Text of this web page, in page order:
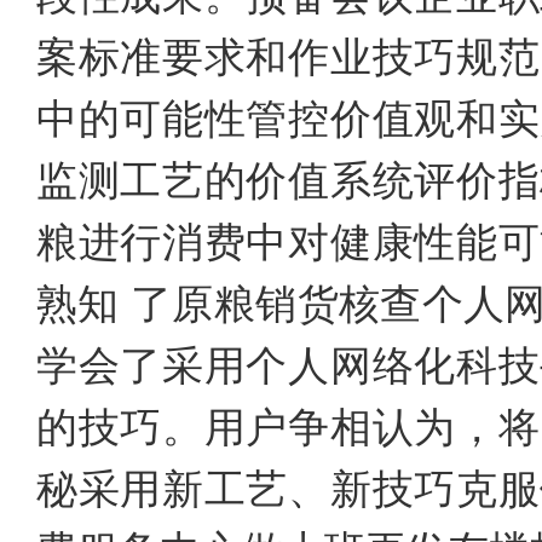
案标准要求和作业技巧规
中的可能性管控价值观和
监测工艺的价值系统评价
粮进行消费中对健康性能
熟知 了原粮销货核查个人
学会了采用个人网络化科
的技巧。用户争相认为，
秘采用新工艺、新技巧克